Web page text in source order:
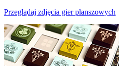
Przeglądaj zdjęcia gier planszowych